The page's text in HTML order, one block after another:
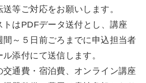
等ご対応をお願いします。
トはPDFデータ送付とし、講座
間～５日前ごろまでに申込担当者
添付にて送信します。
交通費・宿泊費、オンライン講座